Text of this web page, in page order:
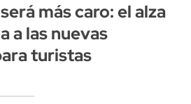
más caro: el alza
a las nuevas
turistas